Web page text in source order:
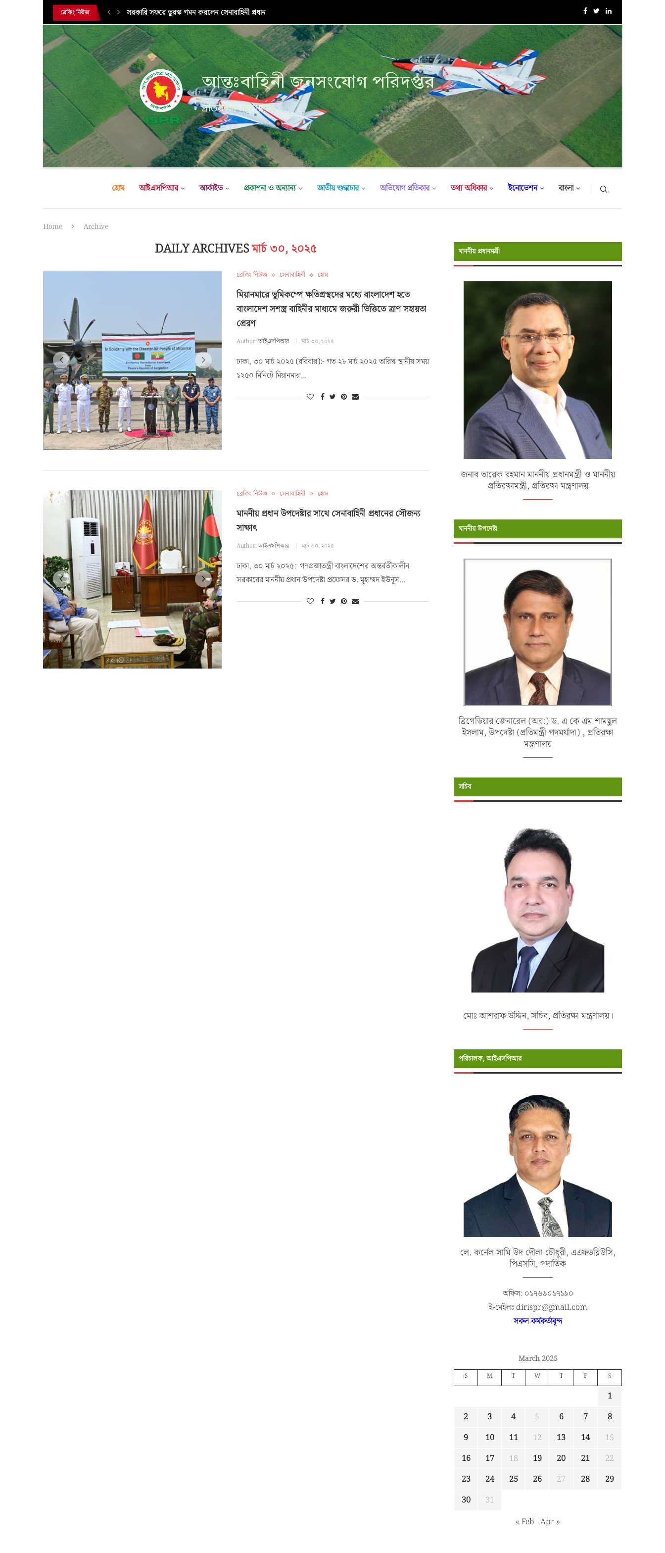
ব্রেকিং নিউজ সরকারি সফরে তুরস্ক গমন করলেন সেনাবাহিনী প্রধান এক্সারসাইজ টাইগার লাইটনিং-২০২৬ এর উদ্বোধনী অনুষ্ঠান
আন্তঃবাহিনী জনসংযোগ পরিদপ্তর
প্রতিরক্ষা মন্ত্রণালয়
হোম আইএসপিআর আর্কাইভ প্রকাশনা ও অন্যান্য জাতীয় শুদ্ধাচার অভিযোগ প্রতিকার তথ্য অধিকার ইনোভেশন বাংলা
Home Archive
DAILY ARCHIVESমার্চ ৩০, ২০২৫
ব্রেকিং নিউজ সেনাবাহিনী হোম
মিয়ানমারে ভুমিকম্পে ক্ষতিগ্রস্থদের মধ্যে বাংলাদেশ হতে
বাংলাদেশ সশস্ত্র বাহিনীর মাধ্যমে জরুরী ভিত্তিতে ত্রাণ সহায়তা
প্রেরণ
Author:আইএসপিআর মার্চ ৩০, ২০২৫
ঢাকা, ৩০ মার্চ ২০২৫ (রবিবার):- গত ২৮ মার্চ ২০২৫ তারিখ স্থানীয় সময়
১২৫০ মিনিটে মিয়ানমার…
ব্রেকিং নিউজ সেনাবাহিনী হোম
মাননীয় প্রধান উপদেষ্টার সাথে সেনাবাহিনী প্রধানের সৌজন্য
সাক্ষাৎ
Author:আইএসপিআর মার্চ ৩০, ২০২৫
ঢাকা, ৩০ মার্চ ২০২৫: গণপ্রজাতন্ত্রী বাংলাদেশের অন্তর্বর্তীকালীন
সরকারের মাননীয় প্রধান উপদেষ্টা প্রফেসর ড. মুহাম্মদ ইউনূস…
মাননীয় প্রধানমন্রী
জনাব তারেক রহমান মাননীয় প্রধানমন্ত্রী ও মাননীয়
প্রতিরক্ষামন্ত্রী, প্রতিরক্ষা মন্ত্রণালয়
মাননীয় উপদেষ্টা
ব্রিগেডিয়ার জেনারেল (অব:) ড. এ কে এম শামছুল
ইসলাম, উপদেষ্টা (প্রতিমন্ত্রী পদমর্যাদা) , প্রতিরক্ষা
মন্ত্রণালয়
সচিব
মোঃ আশরাফ উদ্দিন, সচিব, প্রতিরক্ষা মন্ত্রণালয়।
পরিচালক, আইএসপিআর
লে. কর্নেল সামি উদ দৌলা চৌধুরী, এএফডব্লিউসি,
পিএসসি, পদাতিক
অফিস: ০১৭৬৯০১৭১৯০
ই-মেইলঃ dirispr@gmail.com
সকল কর্মকর্তাবৃন্দ
March 2025
S M T W T F S
1
2
3 4 5 6 7
8
9
10 11 12 13 14
15
16
17 18 19 20 21
22
23
24 25 26 27 28
29
30
31
« Feb Apr »